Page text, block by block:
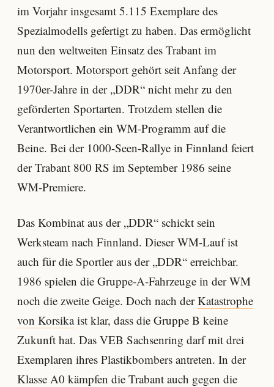
im Vorjahr insgesamt 5.115 Exemplare des
Spezialmodells gefertigt zu haben. Das ermöglicht
nun den weltweiten Einsatz des Trabant im
Motorsport. Motorsport gehört seit Anfang der
1970er-Jahre in der „DDR“ nicht mehr zu den
geförderten Sportarten. Trotzdem stellen die
Verantwortlichen ein WM-Programm auf die
Beine. Bei der 1000-Seen-Rallye in Finnland feiert
der Trabant 800 RS im September 1986 seine
WM-Premiere.
Das Kombinat aus der „DDR“ schickt sein
Werksteam nach Finnland. Dieser WM-Lauf ist
auch für die Sportler aus der „DDR“ erreichbar.
1986 spielen die Gruppe-A-Fahrzeuge in der WM
noch die zweite Geige. Doch nach derKatastrophe
von Korsikaist klar, dass die Gruppe B keine
Zukunft hat. Das VEB Sachsenring darf mit drei
Exemplaren ihres Plastikbombers antreten. In der
Klasse A0 kämpfen die Trabant auch gegen die